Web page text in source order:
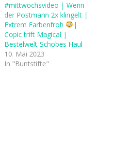
#mittwochsvideo | Wenn
der Postmann 2x klingelt |
Extrem Farbenfroh
|
Copic trift Magical |
Bestelwelt-Schobes Haul
10. Mai 2023
In "Buntstifte"